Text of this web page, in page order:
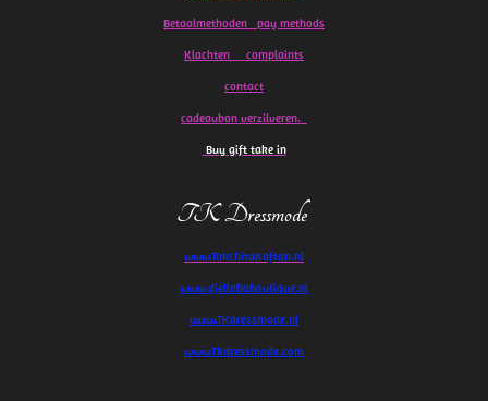
Betaalmethoden pay methods
Klachten complaints
contact
cadeaubon verzilveren.
Buy gift take in
TK Dressmode
www.TakchitaKaftan.nl
www.djellababoutique.nl
www.TKdressmode.nl
www.Tkdressmode.com